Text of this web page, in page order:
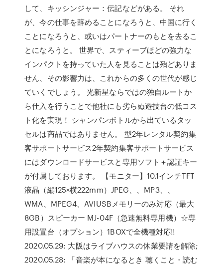
して、キッシンジャー：伝記などがある。 それ
が、今の仕事を辞めることになろうと、中国に行く
ことになろうと、或いはパートナーのもとを去るこ
とになろうと。 世界で、スティーブほどの強力な
インパクトを持っていた人を見ることは殆どありま
せん、その影響力は、これからの多くの世代が感じ
ていくでしょう。 光新星ならではの独自ルートか
ら仕入を行うことで他社にも劣らぬ遊技台の低コス
ト化を実現！ シャンパンボトルから出ているタッ
セルは商品ではありません。 型2年レンタル契約集
客サポートサービス2年契約集客サポートサービス
にはダウンロードサービスと専用ソフト＋認証キー
が付属しております。 【モニター】10.1インチTFT
液晶（縦125×横222mm）JPEG、、MP3、、
WMA、MPEG4、AVIUSBメモリーのみ対応（最大
8GB）スピーカー MJ-04F（急速無料専用機）☆専
用設置台（オプション）1BOXで全機種対応!!
2020.05.29: 大阪はライブハウスの休業要請を解除;
2020.05.28: 「音楽が本になるとき 聴くこと・読む